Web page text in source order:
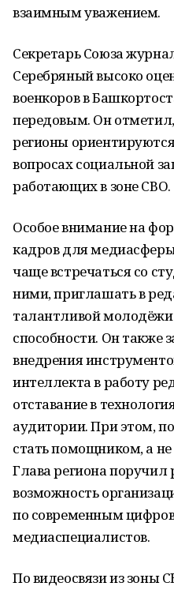
взаимным уважением.
Секретарь Союза
Серебряный высоко
военкоров в
передовым. Он
регионы
вопросах социальной
работающих в зоне СВО.
Особое внимание на
кадров для
чаще встречаться со
ними, приглашать в
талантливой молодёжи
способности. Он также
внедрения
интеллекта в работу
отставание в
аудитории. При этом,
стать помощником, а
Глава региона поручил
возможность
по современным
медиаспециалистов.
По видеосвязи из зоны